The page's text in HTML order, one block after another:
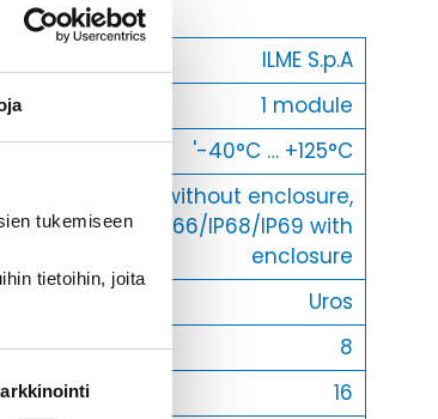
tukemiseen
tietoihin, joita
ILME S.p.A
1 module
'-40°C … +125°C
IP20 without enclosure,
IP65/IP66/IP68/IP69 with
enclosure
Uros
8
16